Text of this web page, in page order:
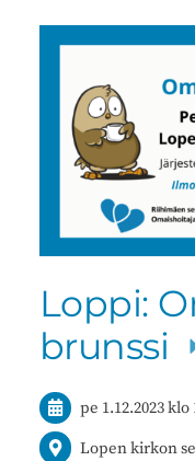
Loppi:
brunssi
pe 1.12.2023klo
Lopen kirkon